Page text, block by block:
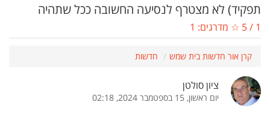
תפקיד) לא מצטרף לנסיעה החשובה ככל שתהיה
1
/
5 ☆ מדרגים: 1
קרן אור חדשות בית שמש חדשות
ציון סולטן
יום ראשון, 15 בספטמבר 2024, 02:18